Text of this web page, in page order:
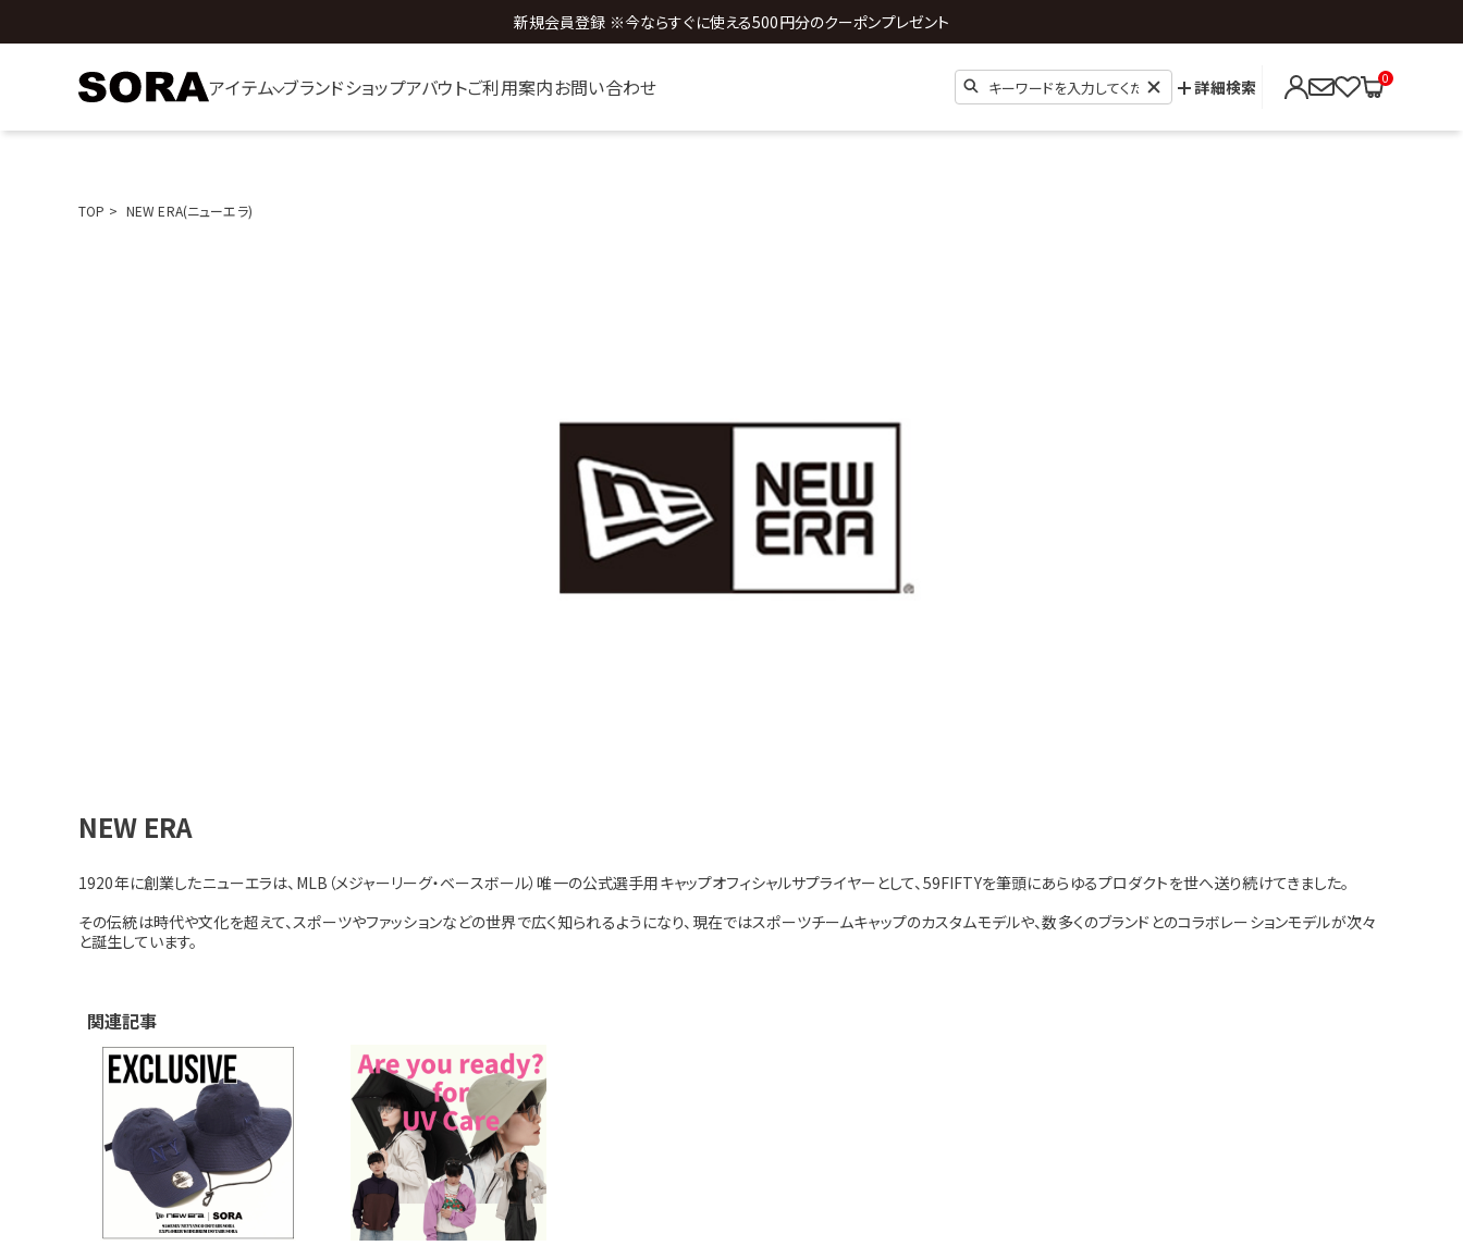
全国送料0円 ※3,980円以上のご購入時
アイテム ブランドショップアバウトご利用案内お問い合わせ 詳細検索 0
TOP NEW ERA(ニューエラ)
NEW ERA
1920年に創業したニューエラは、MLB（メジャーリーグ・ベースボール）唯一の公式選手用キャップオフィシャルサプライヤーとして、59FIFTYを筆頭にあらゆるプロダクトを世へ送り続けてきました。
その伝統は時代や文化を超えて、スポーツやファッションなどの世界で広く知られるようになり、現在ではスポーツチームキャップのカスタムモデルや、数多くのブランドとのコラボレーションモデルが次々
と誕生しています。
関連記事